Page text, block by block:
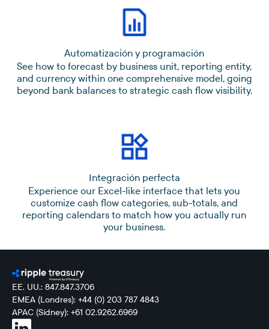
Automatización y programación
See how to forecast by business unit, reporting entity,
and currency within one comprehensive model, going
beyond bank balances to strategic cash flow visibility.
Integración perfecta
Experience our Excel-like interface that lets you
customize cash flow categories, sub-totals, and
reporting calendars to match how you actually run
your business.
EE. UU.: 847.847.3706
EMEA (Londres): +44 (0) 203 787 4843
APAC (Sídney): +61 02.9262.6969